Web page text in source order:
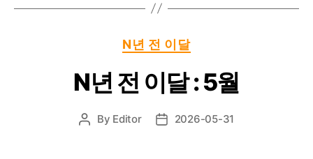
Categories
N년 전 이달
N년 전 이달 : 5월
Post
By Editor
Post2026-05-31